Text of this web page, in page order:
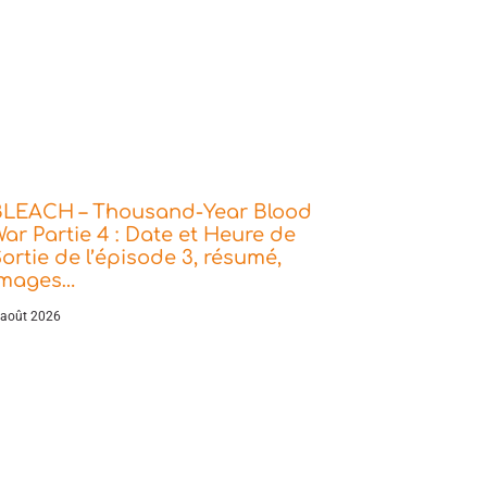
– Thousand-Year Blood
Partie 4 : Date et Heure de
de l’épisode 3, résumé,
2026